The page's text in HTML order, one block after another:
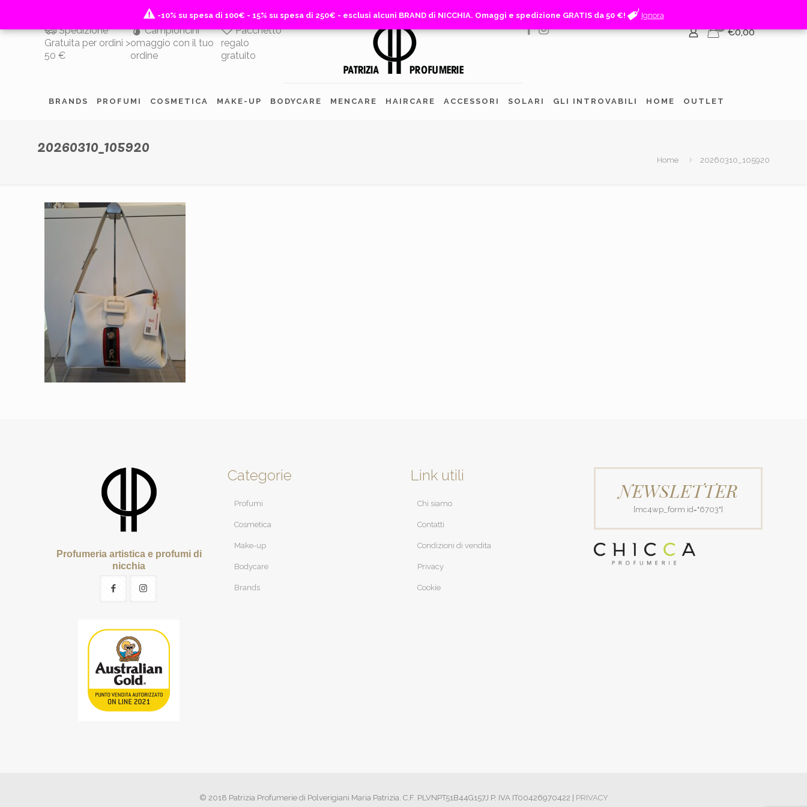
Spedizione
Gratuita per ordini >
50 €
Campioncini
omaggio con il tuo
ordine
Pacchetto
regalo
gratuito
BRANDS PROFUMI COSMETICA MAKE-UP BODYCARE MENCARE HAIRCARE ACCESSORI SOLARI GLI INTROVABILI HOME OUTLET
€0,00
20260310_105920
Home 20260310_105920
Profumeria artistica e profumi di
nicchia
Categorie
Profumi
Cosmetica
Make-up
Bodycare
Brands
Link utili
Chi siamo
Contatti
Condizioni di vendita
Privacy
Cookie
NEWSLETTER
[mc4wp_form id="6703"]
© 2018 Patrizia Profumerie di Polverigiani Maria Patrizia. C.F. PLVNPT51B44G157J P. IVA IT00426970422 | PRIVACY
-10% su spesa di 100€ - 15% su spesa di 250€ - esclusi alcuni BRAND di NICCHIA. Omaggi e spedizione GRATIS da 50 €! Ignora
-10% su spesa di 100€ - 15% su spesa di 250€ - esclusi alcuni BRAND di NICCHIA. Omaggi e spedizione GRATIS da 50 €! Ignora